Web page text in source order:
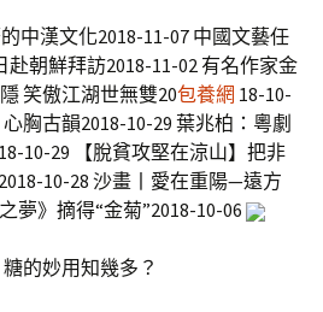
中漢文化2018-11-07 中國文藝任
朝鮮拜訪2018-11-02 有名作家金
笑傲江湖世無雙20包養網 18-10-
胸古韻2018-10-29 葉兆柏：粵劇
10-29 【脫貧攻堅在涼山】把非
10-28 沙畫丨愛在重陽—遠方
夢》摘得“金菊”2018-10-06
的妙用知幾多？